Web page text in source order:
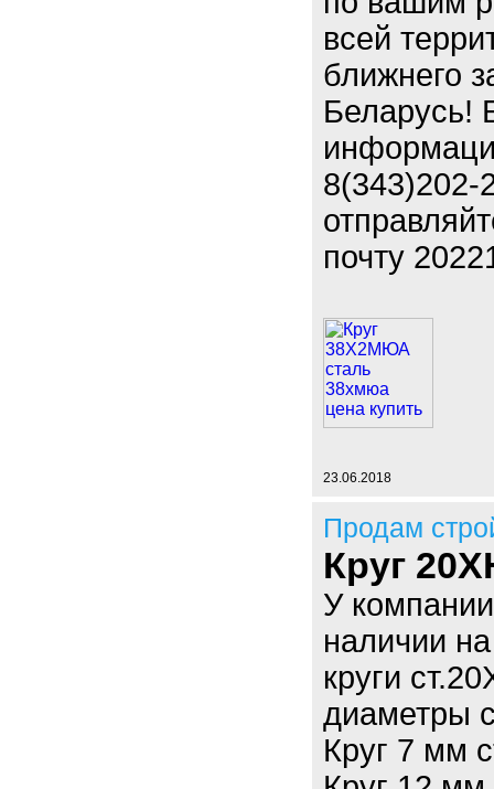
всей
ближнего
Беларусь!
8(343)202-
почту
23.06.2018
Продам
Круг
У
наличии
круги
диаметры
Круг 7 мм